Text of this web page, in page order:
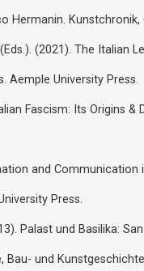
Hermanin.
(2021). The Italian
Aemple University Press.
Fascism: Its Origins
and Communication
Press.
Palast und Basilika:
Bau- und